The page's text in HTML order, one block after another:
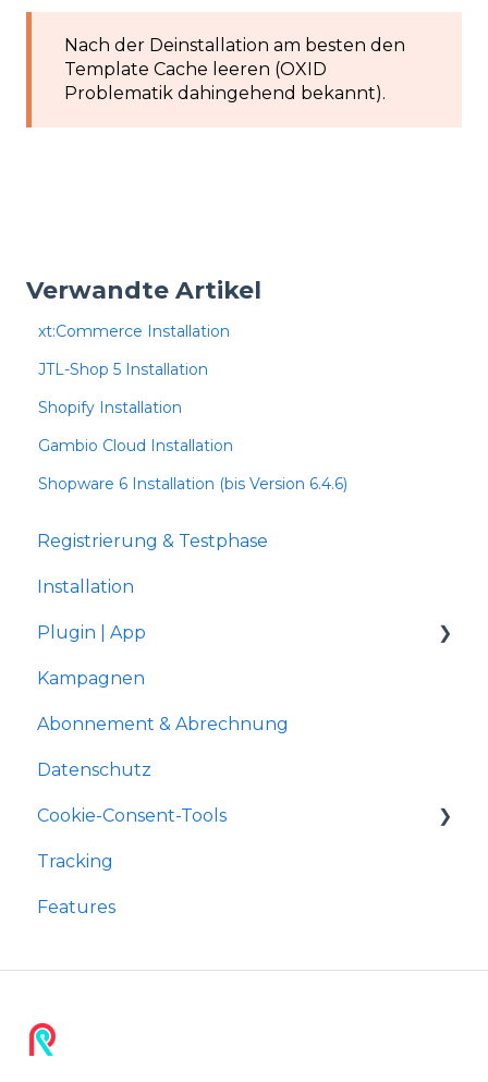
Nach der Deinstallation am besten den
Template Cache leeren (OXID
Problematik dahingehend bekannt).
Verwandte Artikel
xt:Commerce Installation
JTL-Shop 5 Installation
Shopify Installation
Gambio Cloud Installation
Shopware 6 Installation (bis Version 6.4.6)
Registrierung & Testphase
Installation
Plugin | App
Shopware 5
Gambio Shop
JTL-Shop 4
Shopify
xt:Commerce
Kampagnen
Abonnement & Abrechnung
Datenschutz
Cookie-Consent-Tools
Shopware 5
OXID
Tracking
Features